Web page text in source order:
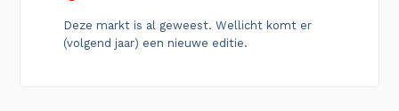
Deze markt is al geweest. Wellicht komt er
(volgend jaar) een nieuwe editie.